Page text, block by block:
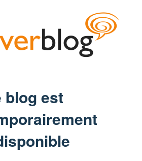
blog est